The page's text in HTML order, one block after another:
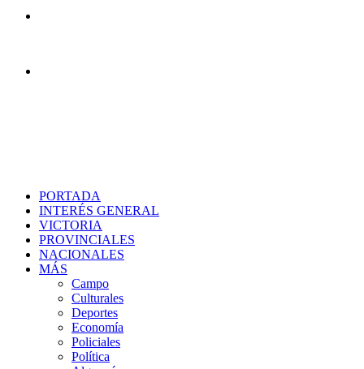
PORTADA
INTERÉS GENERAL
VICTORIA
PROVINCIALES
NACIONALES
MÁS
Campo
Culturales
Deportes
Economía
Policiales
Política